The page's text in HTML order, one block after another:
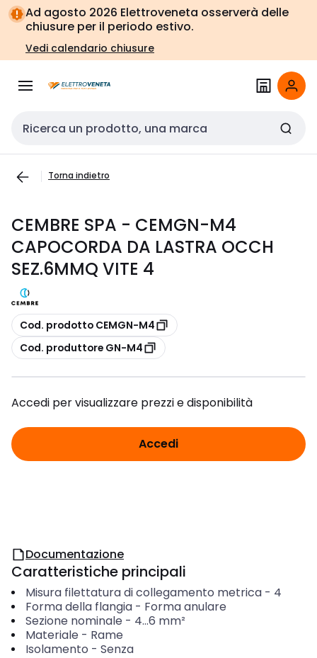
Vai alla
navigazione
Vai
alla
pagina
Ad agosto 2026 Elettroveneta osserverà delle
chiusure per il periodo estivo.
Vedi calendario chiusure
Cerca input
Torna indietro
CEMBRE SPA - CEMGN-M4
CAPOCORDA DA LASTRA OCCH
SEZ.6MMQ VITE 4
copia
Cod. prodotto CEMGN-M4
copia
Cod. produttore GN-M4
Accedi per visualizzare prezzi e disponibilità
Accedi
Documentazione
Caratteristiche principali
Misura filettatura di collegamento metrica- 4
Forma della flangia- Forma anulare
Sezione nominale - 4...6 mm²
Materiale - Rame
Isolamento - Senza